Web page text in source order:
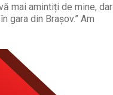
mai amintiți de mine, dar
gara din Brașov.” Am